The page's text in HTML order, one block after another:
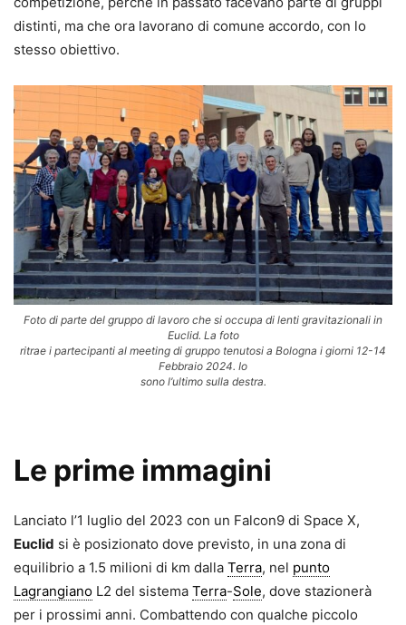
distinti, ma che ora lavorano di comune accordo, con lo
stesso obiettivo.
Foto di parte del gruppo di lavoro che si occupa di lenti gravitazionali in
Euclid. La foto
ritrae i partecipanti al meeting di gruppo tenutosi a Bologna i giorni 12-14
Febbraio 2024. Io
sono l’ultimo sulla destra.
Le prime immagini
Lanciato l’1 luglio del 2023 con un Falcon9 di Space X,
Euclid si è posi­zionato dove previsto, in una zona di
equilibrio a 1.5 milioni di km dalla Terra, nel punto
Lagrangiano L2 del sistema Terra-Sole, dove stazionerà
per i prossimi anni. Combattendo con qualche piccolo